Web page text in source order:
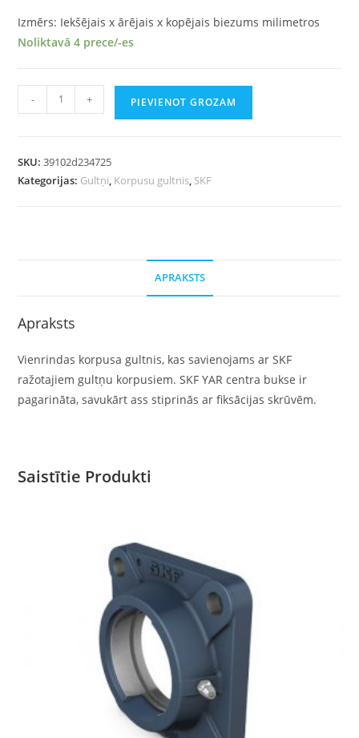
Izmērs: Iekšējais x ārējais x kopējais biezums milimetros
Noliktavā 4 prece/-es
- + PIEVIENOT GROZAM
SKU:39102d234725
Kategorijas: Gultņi Korpusu gultnis SKF
APRAKSTS
Apraksts
Vienrindas korpusa gultnis, kas savienojams ar SKF
ražotajiem gultņu korpusiem. SKF YAR centra bukse ir
pagarināta, savukārt ass stiprinās ar fiksācijas skrūvēm.
Saistītie Produkti